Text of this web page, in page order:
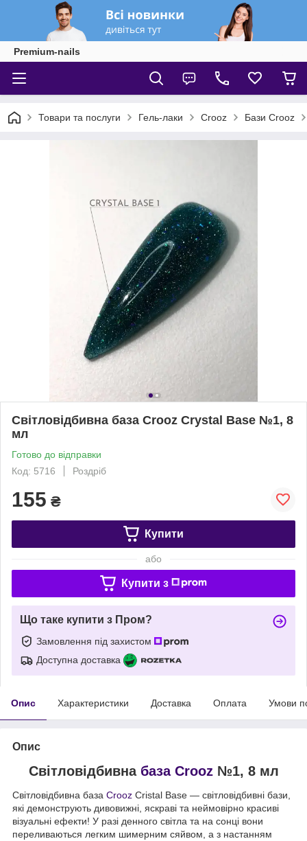
Premium-nails
Товари та послуги Гель-лаки Crooz Бази Crooz
Світловідбивна база Crooz Сrystal Base №1, 8
мл
Готово до відправки
Код: 5716
Роздріб
155 ₴
Купити
або
Купити з
Що таке купити з Пром?
Замовлення під захистом
Доступна доставка
Опис Характеристики Доставка Оплата Умови
Опис
Світловідбивна база Crooz№1, 8 мл
Світловідбивна база Crooz Cristal Base — світловідбивні бази,
які демонструють дивовижні, яскраві та неймовірно красиві
візуальні ефекти! У разі денного світла та на сонці вони
переливаються легким шимерним сяйвом, а з настанням